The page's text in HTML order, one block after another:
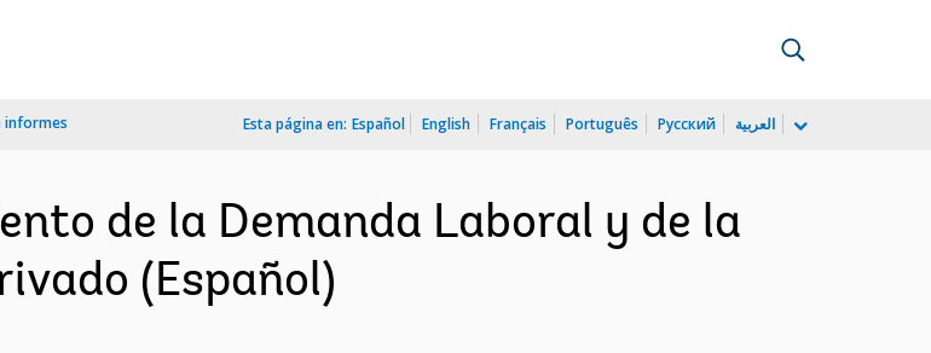
informes Esta página en: Español English Français Português Русский العربية
de la Demanda Laboral y de la
(Español)